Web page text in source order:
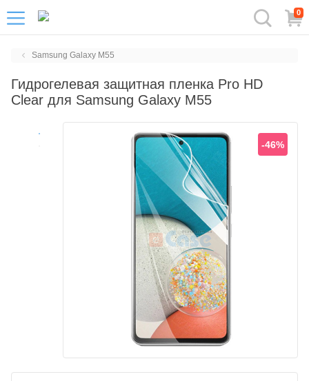
0
Samsung Galaxy M55
Гидрогелевая защитная пленка Pro HD
Clear для Samsung Galaxy M55
-46%